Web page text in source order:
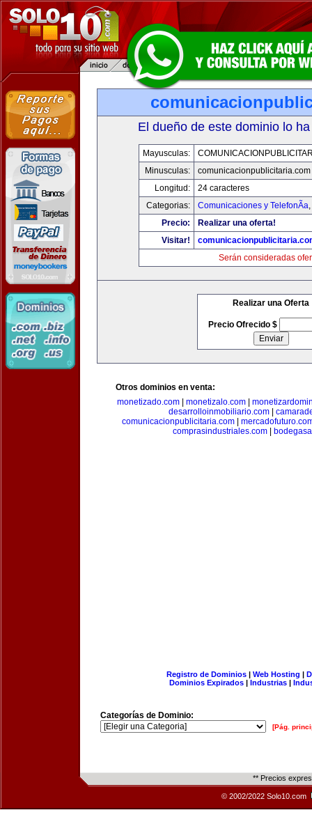
El dueño de este dominio lo
Mayusculas:
Minusculas:
comunicacionpublicitaria.com
Longitud:
24 caracteres
Categorias:
Comunicaciones y TelefonÃ­a,
Precio:
Realizar una oferta!
Visitar!
Serán consideradas
Realizar una Oferta
Precio Ofrecido $
Otros dominios en venta:
monetizado.com
monetizalo.com
desarrolloinmobiliario.com
comunicacionpublicitaria.com|
comprasindustriales.com|
Registro de Dominios| Web Hosting |
Dominios Expirados | Industrias |
Categorías de Dominio:
[Pág.
** Precios
© 2002/2022 Solo10.com